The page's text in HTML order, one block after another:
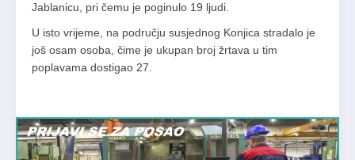
Jablanicu, pri čemu je poginulo 19 ljudi.
U isto vrijeme, na području susjednog Konjica stradalo je
još osam osoba, čime je ukupan broj žrtava u tim
poplavama dostigao 27.